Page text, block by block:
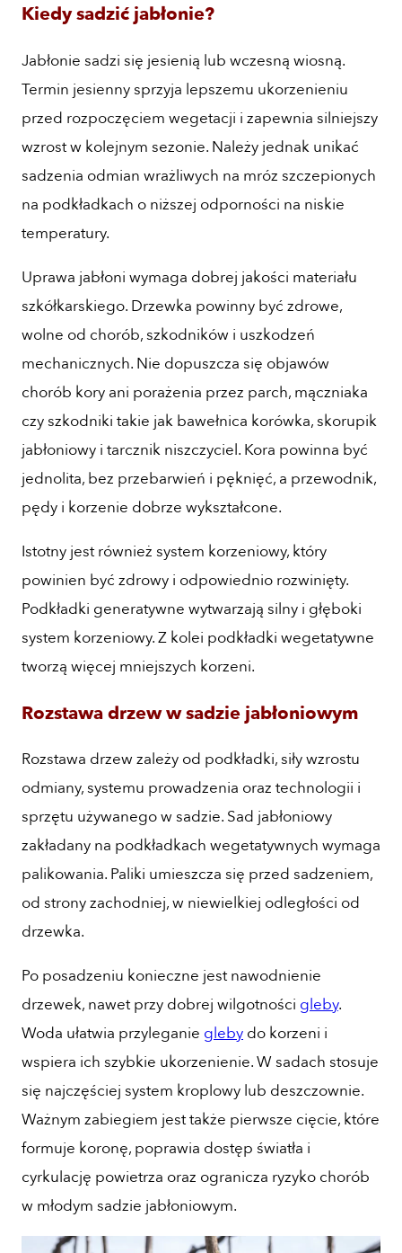
Kiedy sadzić jabłonie?
Jabłonie sadzi się jesienią lub wczesną wiosną.
Termin jesienny sprzyja lepszemu ukorzenieniu
przed rozpoczęciem wegetacji i zapewnia silniejszy
wzrost w kolejnym sezonie. Należy jednak unikać
sadzenia odmian wrażliwych na mróz szczepionych
na podkładkach o niższej odporności na niskie
temperatury.
Uprawa jabłoni wymaga dobrej jakości materiału
szkółkarskiego. Drzewka powinny być zdrowe,
wolne od chorób, szkodników i uszkodzeń
mechanicznych. Nie dopuszcza się objawów
chorób kory ani porażenia przez parch, mączniaka
czy szkodniki takie jak bawełnica korówka, skorupik
jabłoniowy i tarcznik niszczyciel. Kora powinna być
jednolita, bez przebarwień i pęknięć, a przewodnik,
pędy i korzenie dobrze wykształcone.
Istotny jest również system korzeniowy, który
powinien być zdrowy i odpowiednio rozwinięty.
Podkładki generatywne wytwarzają silny i głęboki
system korzeniowy. Z kolei podkładki wegetatywne
tworzą więcej mniejszych korzeni.
Rozstawa drzew w sadzie jabłoniowym
Rozstawa drzew zależy od podkładki, siły wzrostu
odmiany, systemu prowadzenia oraz technologii i
sprzętu używanego w sadzie. Sad jabłoniowy
zakładany na podkładkach wegetatywnych wymaga
palikowania. Paliki umieszcza się przed sadzeniem,
od strony zachodniej, w niewielkiej odległości od
drzewka.
Po posadzeniu konieczne jest nawodnienie
drzewek, nawet przy dobrej wilgotności gleby.
Woda ułatwia przyleganie gleby do korzeni i
wspiera ich szybkie ukorzenienie. W sadach stosuje
się najczęściej system kroplowy lub deszczownie.
Ważnym zabiegiem jest także pierwsze cięcie, które
formuje koronę, poprawia dostęp światła i
cyrkulację powietrza oraz ogranicza ryzyko chorób
w młodym sadzie jabłoniowym.